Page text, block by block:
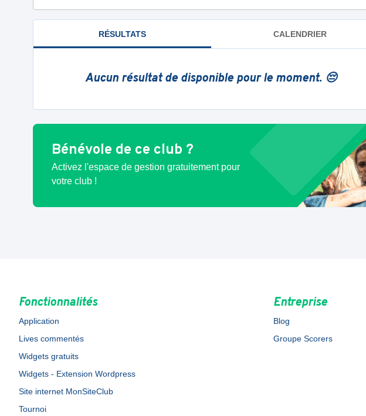
RÉSULTATS CALENDRIER
Aucun résultat de disponible pour le moment. 😔
Bénévole de ce club ?
Activez l'espace de gestion gratuitement pour
votre club !
Fonctionnalités
Application
Lives commentés
Widgets gratuits
Widgets - Extension Wordpress
Site internet MonSiteClub
Tournoi
Entreprise
Blog
Groupe Scorers